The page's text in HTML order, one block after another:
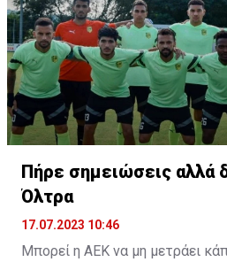
Πήρε σημειώσεις αλλά
Όλτρα
17.07.2023 10:46
Μπορεί η ΑΕΚ να μη μετράει